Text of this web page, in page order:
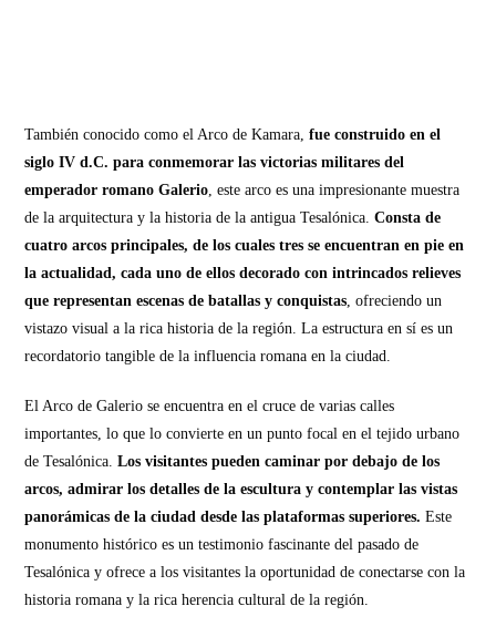
También conocido como el Arco de Kamara,fue construido en el
siglo IV d.C. para conmemorar las victorias militares del
emperador romano Galerio, este arco es una impresionante muestra
de la arquitectura y la historia de la antigua Tesalónica.Consta de
cuatro arcos principales, de los cuales tres se encuentran en pie en
la actualidad, cada uno de ellos decorado con intrincados relieves
que representan escenas de batallas y conquistas, ofreciendo un
vistazo visual a la rica historia de la región. La estructura en sí es un
recordatorio tangible de la influencia romana en la ciudad.
El Arco de Galerio se encuentra en el cruce de varias calles
importantes, lo que lo convierte en un punto focal en el tejido urbano
de Tesalónica. Los visitantes pueden caminar por debajo de los
arcos, admirar los detalles de la escultura y contemplar las vistas
panorámicas de la ciudad desde las plataformas superiores. Este
monumento histórico es un testimonio fascinante del pasado de
Tesalónica y ofrece a los visitantes la oportunidad de conectarse con la
historia romana y la rica herencia cultural de la región.